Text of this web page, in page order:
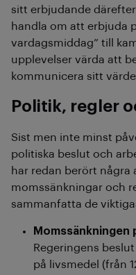
sitt erbjudande
handla om att erbjuda
vardagsmiddag” till
upplevelser värda att
kommunicera sitt
Politik, regler
Sist men inte minst
politiska beslut och
har redan berört några
momssänkningar och
sammanfatta de
Momssänkningen
Regeringens
på livsmedel (från